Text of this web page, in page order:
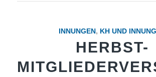
INNUNGEN , KH UND
HERBST-